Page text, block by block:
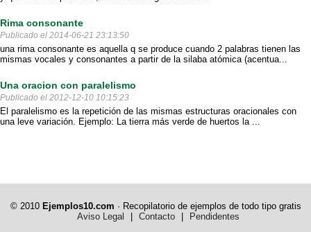
Rima consonante
Publicado el 2014-06-21 23:13:50
una rima consonante es aquella q se produce cuando 2 palabras tienen las
mismas vocales y consonantes a partir de la silaba atómica (acentua...
Una oracion con paralelismo
Publicado el 2012-12-10 10:15:23
El paralelismo es la repetición de las mismas estructuras oracionales con
una leve variación. Ejemplo: La tierra más verde de huertos la ...
© 2010 Ejemplos10.com · Recopilatorio de ejemplos de todo tipo gratis
Aviso Legal
| Contacto | Pendidentes